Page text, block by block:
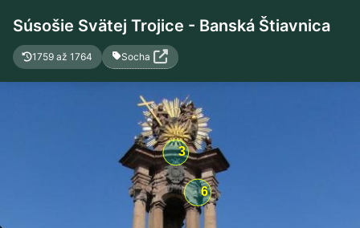
Súsošie Svätej Trojice - Banská Štiavnica
1759 až 1764 Socha